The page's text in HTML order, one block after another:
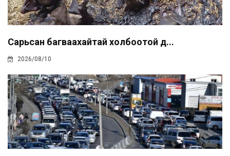
Сарьсан багваахайтай холбоотой д...
2026/08/10